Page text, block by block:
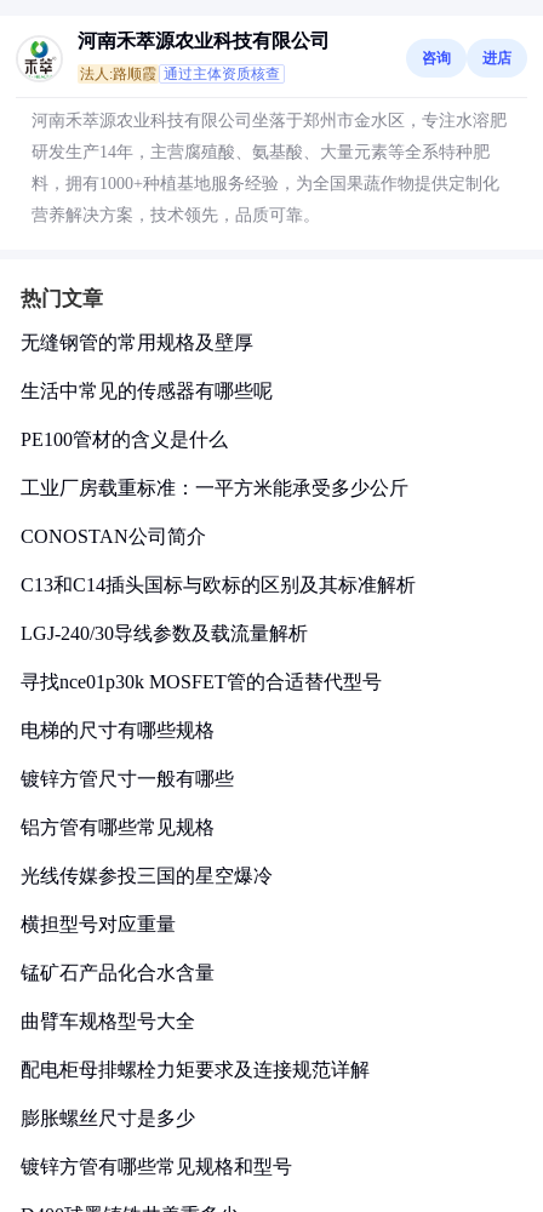
河南禾萃源农业科技有限公司
法人:路顺霞 通过主体资质核查
咨询 进店
河南禾萃源农业科技有限公司坐落于郑州市金水区，专注水溶肥
研发生产14年，主营腐殖酸、氨基酸、大量元素等全系特种肥
料，拥有1000+种植基地服务经验，为全国果蔬作物提供定制化
营养解决方案，技术领先，品质可靠。
热门文章
无缝钢管的常用规格及壁厚
生活中常见的传感器有哪些呢
PE100管材的含义是什么
工业厂房载重标准：一平方米能承受多少公斤
CONOSTAN公司简介
C13和C14插头国标与欧标的区别及其标准解析
LGJ-240/30导线参数及载流量解析
寻找nce01p30k MOSFET管的合适替代型号
电梯的尺寸有哪些规格
镀锌方管尺寸一般有哪些
铝方管有哪些常见规格
光线传媒参投三国的星空爆冷
横担型号对应重量
锰矿石产品化合水含量
曲臂车规格型号大全
配电柜母排螺栓力矩要求及连接规范详解
膨胀螺丝尺寸是多少
镀锌方管有哪些常见规格和型号